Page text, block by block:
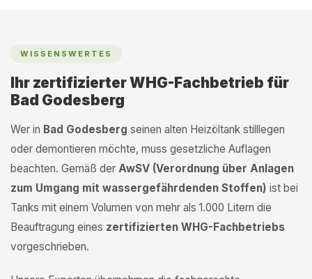
WISSENSWERTES
Ihr zertifizierter WHG-Fachbetrieb für
Bad Godesberg
Wer in Bad Godesberg seinen alten Heizöltank stilllegen
oder demontieren möchte, muss gesetzliche Auflagen
beachten. Gemäß der AwSV (Verordnung über Anlagen
zum Umgang mit wassergefährdenden Stoffen) ist bei
Tanks mit einem Volumen von mehr als 1.000 Litern die
Beauftragung eines zertifizierten WHG-Fachbetriebs
vorgeschrieben.